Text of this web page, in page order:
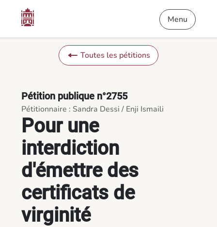
Pour une interdiction d'émettre des certificats de virginité -
Menu
Toutes les pétitions
Pour une
interdiction
d'émettre des
certificats de
virginité
Pétition publique n°2755
Pétitionnaire : Sandra Dessi / Enji Ismaili